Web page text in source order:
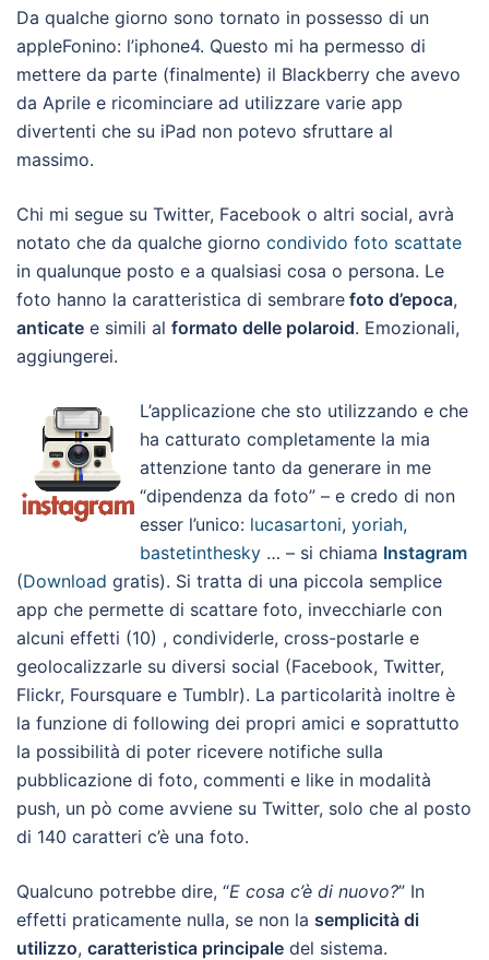
Da qualche giorno sono tornato in possesso di un
appleFonino: l’iphone4. Questo mi ha permesso di
mettere da parte (finalmente) il Blackberry che avevo
da Aprile e ricominciare ad utilizzare varie app
divertenti che su iPad non potevo sfruttare al
massimo.
Chi mi segue su Twitter, Facebook o altri social, avrà
notato che da qualche giorno condivido foto scattate
in qualunque posto e a qualsiasi cosa o persona. Le
foto hanno la caratteristica di sembrare foto d’epoca,
anticate e simili al formato delle polaroid. Emozionali,
aggiungerei.
L’applicazione che sto utilizzando e che
ha catturato completamente la mia
attenzione tanto da generare in me
“dipendenza da foto” – e credo di non
esser l’unico: lucasartoni, yoriah,
bastetinthesky … – si chiama Instagram
(Download gratis). Si tratta di una piccola semplice
app che permette di scattare foto, invecchiarle con
alcuni effetti (10) , condividerle, cross-postarle e
geolocalizzarle su diversi social (Facebook, Twitter,
Flickr, Foursquare e Tumblr). La particolarità inoltre è
la funzione di following dei propri amici e soprattutto
la possibilità di poter ricevere notifiche sulla
pubblicazione di foto, commenti e like in modalità
push, un pò come avviene su Twitter, solo che al posto
di 140 caratteri c’è una foto.
Qualcuno potrebbe dire, “E cosa c’è di nuovo?” In
effetti praticamente nulla, se non la semplicità di
utilizzo, caratteristica principale del sistema.